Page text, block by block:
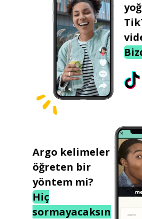
Argo kelimeler
öğreten bir
yöntem mi?
Hiç
sormayacaksın